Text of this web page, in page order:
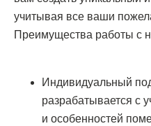
учитывая все ваши
Преимущества работы с
Индивидуальный
разрабатывается с
и особенностей